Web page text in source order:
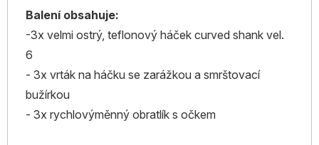
Balení obsahuje:
-3x velmi ostrý, teflonový háček curved shank vel.
6
- 3x vrták na háčku se zarážkou a smrštovací
bužírkou
- 3x rychlovýměnný obratlík s očkem